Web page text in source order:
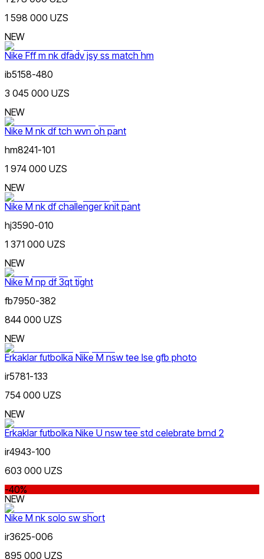
1 598 000 UZS
NEW
Nike Fff m nk dfadv jsy ss match hm
ib5158-480
3 045 000 UZS
NEW
Nike M nk df tch wvn oh pant
hm8241-101
1 974 000 UZS
NEW
Nike M nk df challenger knit pant
hj3590-010
1 371 000 UZS
NEW
Nike M np df 3qt tight
fb7950-382
844 000 UZS
NEW
Erkaklar futbolka Nike M nsw tee lse gfb photo
ir5781-133
754 000 UZS
NEW
Erkaklar futbolka Nike U nsw tee std celebrate brnd 2
ir4943-100
603 000 UZS
-40%
NEW
Nike M nk solo sw short
ir3625-006
895 000 UZS